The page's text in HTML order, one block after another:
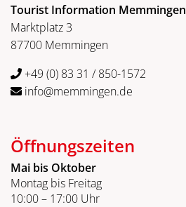
Tourist Information Memmingen
Marktplatz 3
87700 Memmingen
+49 (0) 83 31 / 850-1572
info@memmingen.de
Öffnungszeiten
Mai bis Oktober
Montag bis Freitag
10:00 – 17:00 Uhr